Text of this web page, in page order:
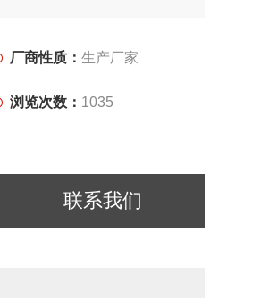
厂商性质： 生产厂家
浏览次数： 1035
联系我们